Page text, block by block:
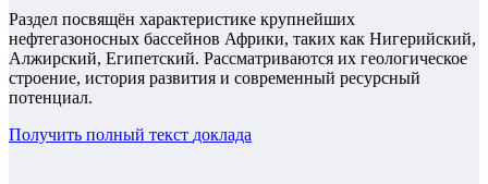
Раздел посвящён характеристике крупнейших
нефтегазоносных бассейнов Африки, таких как Нигерийский,
Алжирский, Египетский. Рассматриваются их геологическое
строение, история развития и современный ресурсный
потенциал.
Получить полный текст доклада